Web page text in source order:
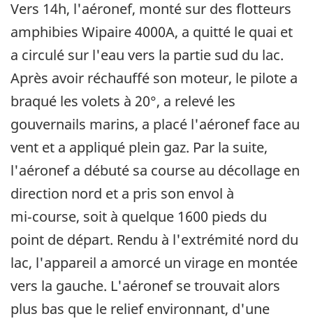
Vers 14h, l'aéronef, monté sur des flotteurs
amphibies Wipaire 4000A, a quitté le quai et
a circulé sur l'eau vers la partie sud du lac.
Après avoir réchauffé son moteur, le pilote a
braqué les volets à 20°, a relevé les
gouvernails marins, a placé l'aéronef face au
vent et a appliqué plein gaz. Par la suite,
l'aéronef a débuté sa course au décollage en
direction nord et a pris son envol à
mi‑course, soit à quelque 1600 pieds du
point de départ. Rendu à l'extrémité nord du
lac, l'appareil a amorcé un virage en montée
vers la gauche. L'aéronef se trouvait alors
plus bas que le relief environnant, d'une